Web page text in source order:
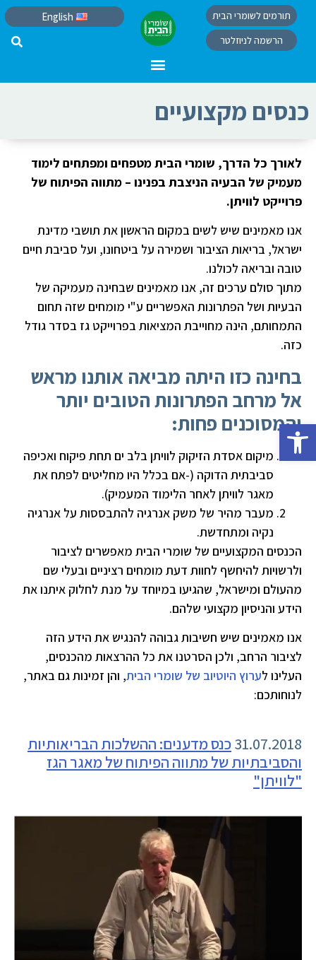
פתח סרגל נגישות
תורמים לשומרי הבית
הרשמה לניוזלטר
English
כנסים מקצועיים
לאורך כל הדרך, שומרי הבית מטפחים ומפתחים לימוד
מעמיק של הבעיה הניצבת בפנינו – מתווה הפיתוח של
פרוייקט לוויתן.
אנו מאמינים שיש לשים במקום הראשון את תושבי מדינת
ישראל, בריאות הציבור ושמירה על ביטחונו, ועל סביבת חיים
טובה ובריאה לכולנו.
מתוך סולם ערכים זה, אנו מאמינים שבחינה מעמיקה של
הבעיות ושל הפתרונות האפשריים ע"י מומחים שזה תחום
התמחותם, הינה מחוייבת המציאות בפרוייקט גז בסדר גודל
כזה.
בחינה כזו היתה מביאה אותנו מראש
אל מרחב הפתרונות הטובים יותר
והמסוכנים פחות:
מיקום אסדת הזיקוק לוויתן בלב ים תחת פיקוח ואכיפה
סביבתית הדוקה (-אם בכלל היו מחליטים לפתח את
מאגר לוויתן לאחר הלימוד המעמיק).
מעבר מהיר של משק אנרגיה להתבססות על אנרגיה
נקיה ומתחדשת.
הכנסים המקצועיים של שומרי הבית מאפשרים לציבור
ולרשויות להיחשף לחוות דעת מומחים רציניים ובעלי שם
מהעולם ומישראל, שהגיעו במיוחד על מנת לחלוק איתנו את
הידע והניסיון מקצועי שלהם.
אנו מאמינים שיש חשיבות גבוהה להנגיש את הידע הזה
לציבור הרחב, ולכן הסרטנו את כל ההרצאות מהכנסים,
העלינו לערוץ היוטיוב של שומרי הבית, והן זמינות גם באתר,
לנוחותכם:
31.07.2018כנס מדענים: ההשלכות הבריאותיות
והסביבתיות של מתווה הפיתוח של מאגר הגז
"לוויתן"